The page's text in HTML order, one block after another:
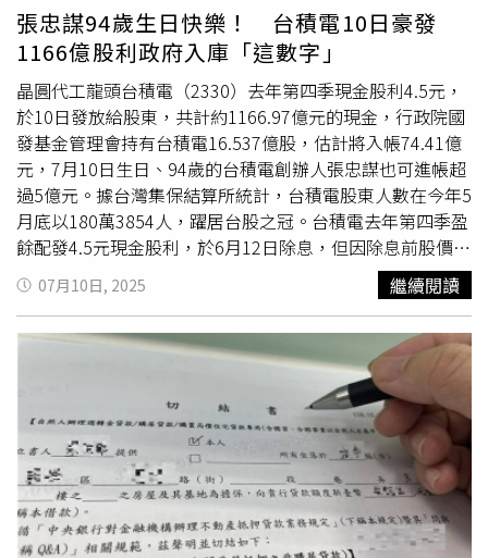
張忠謀94歲生日快樂！ 台積電10日豪發
1166億股利政府入庫「這數字」
晶圓代工龍頭台積電（2330）去年第四季現金股利4.5元，
於10日發放給股東，共計約1166.97億元的現金，行政院國
發基金管理會持有台積電16.537億股，估計將入帳74.41億
元，7月10日生日、94歲的台積電創辦人張忠謀也可進帳超
過5億元。據台灣集保結算所統計，台積電股東人數在今年5
月底以180萬3854人，躍居台股之冠。台積電去年第四季盈
餘配發4.5元現金股利，於6月12日除息，但因除息前股價拉
高，加上國際情勢動盪，經歷10個交易日才順利填息，下次
將配5元股利，再創新高。而10日台積電股價以上漲5元、
謀在2018年6月退休前持有1.25億股，若退休後未處分手中
持股，這次可領約5.62億元；現任董事長魏哲家持有682.5
萬股、約3071萬元；前董事長劉德音2024年6月退休時持有
1291萬餘股，將有5809萬現金股利。創始元老們也大豐
收，像是曾繁城持有台積電2947.2萬股，可領到約1.33億元
現金股利，秦永沛持有504萬股，約可入帳2270萬元。而由
國發會管理的國發基金，5月時曾在立法院報告投資績效，
自2016至2024年，投資37家新興事業，總金額309.42億
07月10日, 2025 繼續閱讀